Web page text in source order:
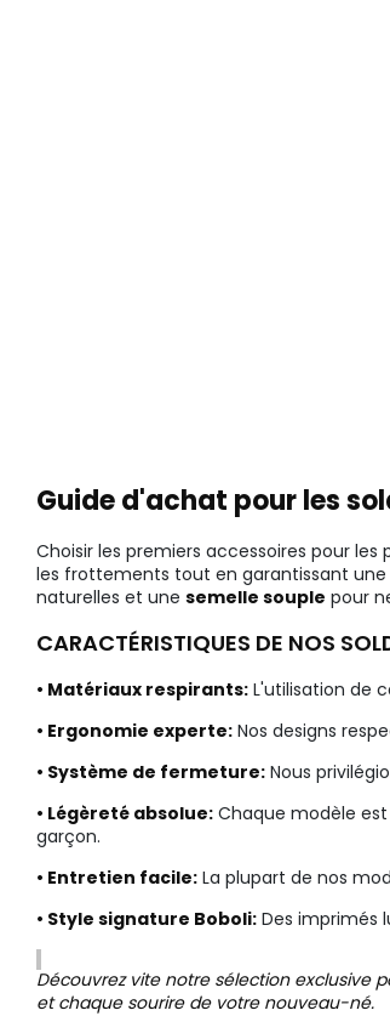
Guide d'achat pour les
Choisir les premiers accessoires pour
les frottements tout en garantissant
naturelles et une semelle souple pour
CARACTÉRISTIQUES DE NOS
• Matériaux respirants: L'utilisation de
• Ergonomie experte: Nos designs
• Système de fermeture: Nous
• Légèreté absolue: Chaque modèle
garçon.
• Entretien facile: La plupart de nos
• Style signature Boboli: Des imprimés
Découvrez vite notre sélection exclusive
et chaque sourire de votre nouveau-né.